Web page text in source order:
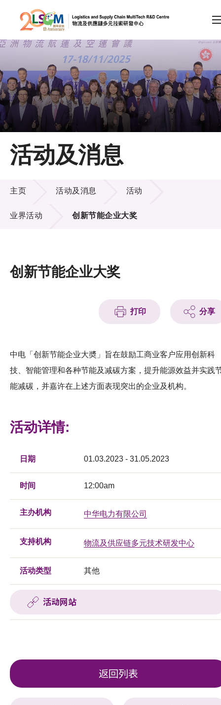
跳到内容（按回车键）
会员登录
A A EN 繁 简
主页
关于LSCM
技术商品化
项目及资助计划
活动及消息
科技分享
会籍
活动及消息
活动及消息
主页 活动及消息 活动
业界活动 创新节能企业大奖
创新节能企业大奖
打印 分享
中电「创新节能企业大奬」旨在鼓励工商业客户应用创新科
技、智能管理和各种节能及减碳方案，提升能源效益并实践
能减碳，并嘉许在上述方面表现突出的企业及机构。
活动详情:
日期 01.03.2023 - 31.05.2023
时间 12:00am
主办机构 中华电力有限公司
支持机构 物流及供应链多元技术研发中心
活动类型 其他
活动网站
返回列表